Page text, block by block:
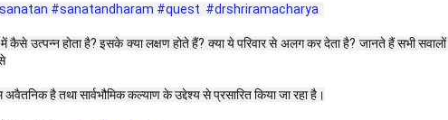
#sanatandharam #quest #drshriramacharya
में कैसे उत्पन्न होता है? इसके क्या लक्षण होते हैं? क्या ये परिवार से अलग कर देता है? जानते हैं सभी सवालों
है तथा सार्वभौमिक कल्याण के उद्देश्य से प्रसारित किया जा रहा है।